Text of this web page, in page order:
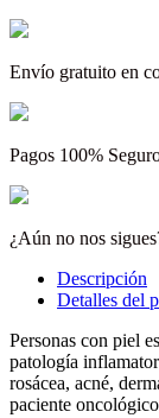
Envío gratuito en
Pagos 100%
¿Aún no nos
Descripción
Detalles del
Personas con piel
patología
rosácea, acné,
paciente